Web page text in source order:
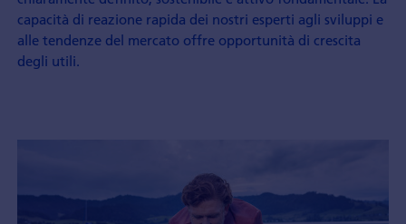
capacità di reazione rapida dei nostri esperti agli sviluppi e
alle tendenze del mercato offre opportunità di crescita
degli utili.